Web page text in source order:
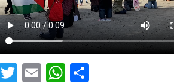
Facebook
TwitterEmailWhatsApp